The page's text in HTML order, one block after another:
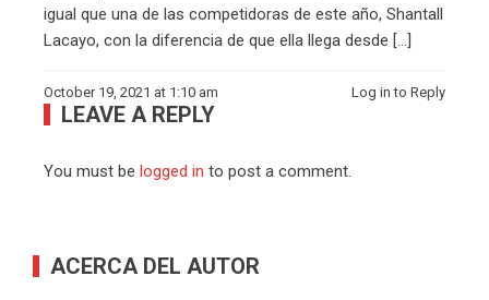
igual que una de las competidoras de este año, Shantall
Lacayo, con la diferencia de que ella llega desde […]
October 19, 2021 at 1:10 am Log in to Reply
LEAVE A REPLY
You must be logged in to post a comment.
ACERCA DEL AUTOR